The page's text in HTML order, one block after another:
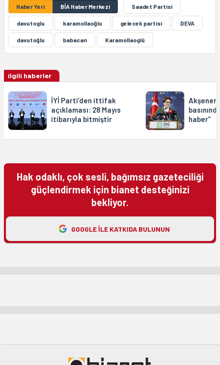
Haber Yeri BİA Haber Merkezi Saadet Partisi
davutoglu karamollaoğlu gelecek partisi DEVA
davutoğlu babacan Karamollaoglû
ilgili haberler
İYİ Parti’den ittifak
açıklaması: 28 Mayıs
itibarıyla bitmiştir
haber”
Hak odaklı, çok sesli, bağımsız gazeteciliği
güçlendirmek için bianet desteğinizi
bekliyor.
GOOGLE ILE KATKIDA BULUNUN